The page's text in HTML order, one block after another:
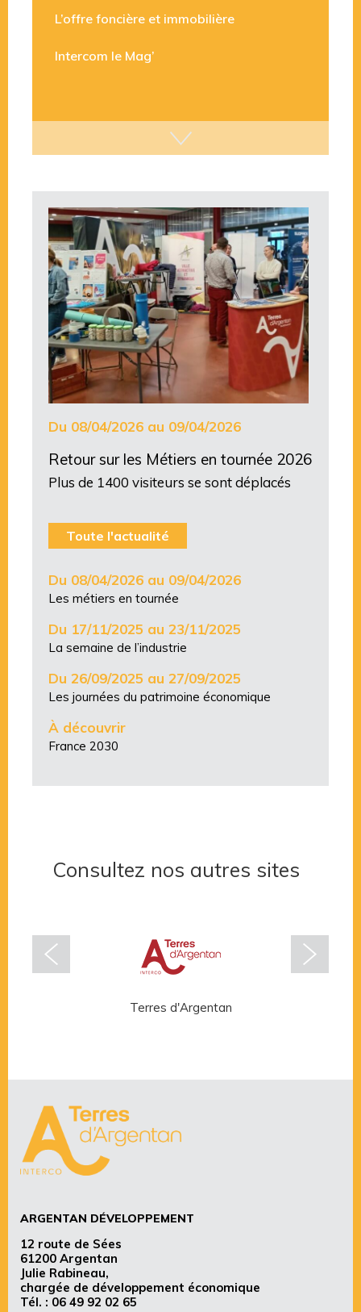
Du 08/04/2026 au 09/04/2026
Retour sur les Métiers en tournée 2026
Plus de 1400 visiteurs se sont déplacés
Toute l'actualité
Du 08/04/2026 au 09/04/2026
Les métiers en tournée
Du 17/11/2025 au 23/11/2025
La semaine de l’industrie
Du 26/09/2025 au 27/09/2025
Les journées du patrimoine économique
À découvrir
France 2030
Consultez nos autres sites
Terres d'Argentan
ARGENTAN DÉVELOPPEMENT
12 route de Sées
61200 Argentan
Julie Rabineau,
chargée de développement économique
Tél. : 06 49 92 02 65